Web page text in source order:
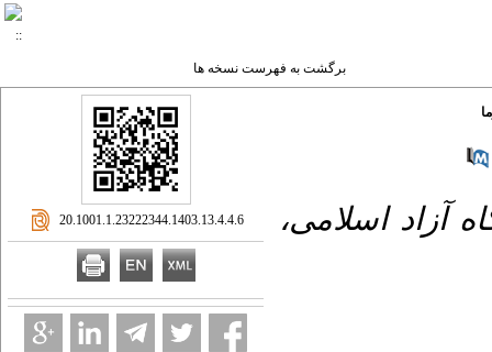
برگشت به فهرست نسخه ها
آزاد اسلامی، ‎ 20.1001.1.23222344.1403.13.4.4.6